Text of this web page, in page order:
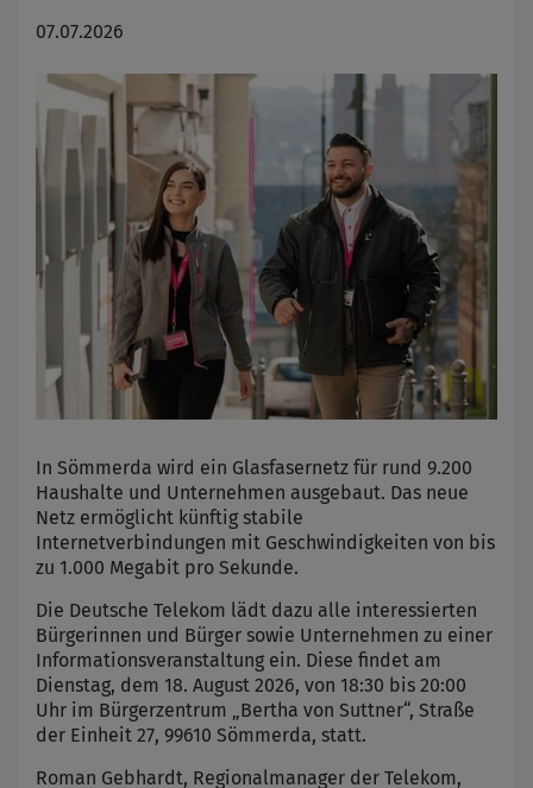
07.07.2026
In Sömmerda wird ein Glasfasernetz für rund 9.200
Haushalte und Unternehmen ausgebaut. Das neue
Netz ermöglicht künftig stabile
Internetverbindungen mit Geschwindigkeiten von bis
zu 1.000 Megabit pro Sekunde.
Die Deutsche Telekom lädt dazu alle interessierten
Bürgerinnen und Bürger sowie Unternehmen zu einer
Informationsveranstaltung ein. Diese findet am
Dienstag, dem 18. August 2026, von 18:30 bis 20:00
Uhr im Bürgerzentrum „Bertha von Suttner“, Straße
der Einheit 27, 99610 Sömmerda, statt.
Roman Gebhardt, Regionalmanager der Telekom,